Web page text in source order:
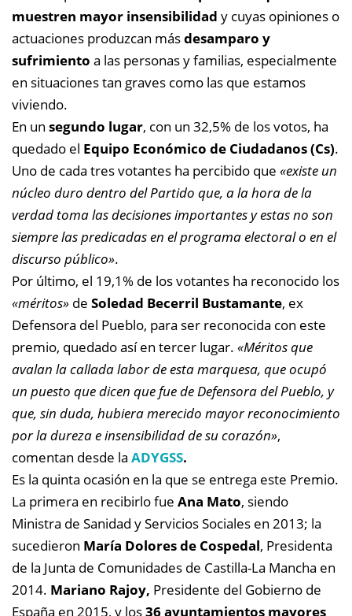
muestren mayor insensibilidad y cuyas opiniones o
actuaciones produzcan másdesamparo y
sufrimiento a las personas y familias, especialmente
en situaciones tan graves como las que estamos
viviendo.
En un segundo lugar, con un 32,5% de los votos, ha
quedado el Equipo Económico de Ciudadanos (Cs).
Uno de cada tres votantes ha percibido que «existe un
núcleo duro dentro del Partido que, a la hora de la
verdad toma las decisiones importantes y estas no son
siempre las predicadas en el programa electoral o en el
discurso público».
Por último, el 19,1% de los votantes ha reconocido los
«méritos» de Soledad Becerril Bustamante, ex
Defensora del Pueblo, para ser reconocida con este
premio, quedado así en tercer lugar. «Méritos que
avalan la callada labor de esta marquesa, que ocupó
un puesto que dicen que fue de Defensora del Pueblo, y
que, sin duda, hubiera merecido mayor reconocimiento
por la dureza e insensibilidad de su corazón»,
comentan desde la ADYGSS.
Es la quinta ocasión en la que se entrega este Premio.
La primera en recibirlo fue Ana Mato, siendo
Ministra de Sanidad y Servicios Sociales en 2013; la
sucedieron María Dolores de Cospedal, Presidenta
de la Junta de Comunidades de Castilla-La Mancha en
2014. Mariano Rajoy, Presidente del Gobierno de
España en 2015, y los36 ayuntamientos mayores